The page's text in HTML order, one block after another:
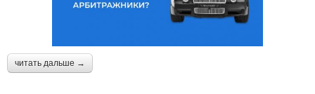
читать дальше →